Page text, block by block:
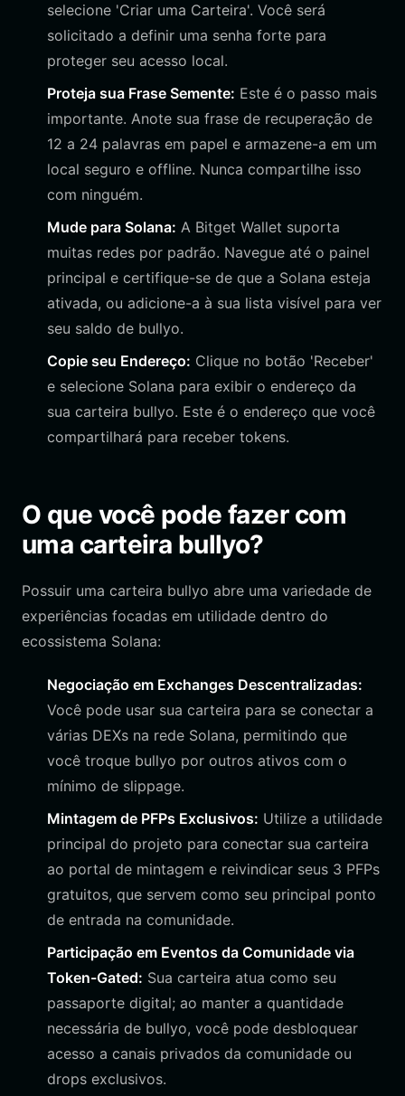
selecione 'Criar uma Carteira'. Você será
solicitado a definir uma senha forte para
proteger seu acesso local.
Proteja sua Frase Semente: Este é o passo mais
importante. Anote sua frase de recuperação de
12 a 24 palavras em papel e armazene-a em um
local seguro e offline. Nunca compartilhe isso
com ninguém.
Mude para Solana: A Bitget Wallet suporta
muitas redes por padrão. Navegue até o painel
principal e certifique-se de que a Solana esteja
ativada, ou adicione-a à sua lista visível para ver
seu saldo de bullyo.
Copie seu Endereço: Clique no botão 'Receber'
e selecione Solana para exibir o endereço da
sua carteira bullyo. Este é o endereço que você
compartilhará para receber tokens.
O que você pode fazer com
uma carteira bullyo?
Possuir uma carteira bullyo abre uma variedade de
experiências focadas em utilidade dentro do
ecossistema Solana:
Negociação em Exchanges Descentralizadas:
Você pode usar sua carteira para se conectar a
várias DEXs na rede Solana, permitindo que
você troque bullyo por outros ativos com o
mínimo de slippage.
Mintagem de PFPs Exclusivos: Utilize a utilidade
principal do projeto para conectar sua carteira
ao portal de mintagem e reivindicar seus 3 PFPs
gratuitos, que servem como seu principal ponto
de entrada na comunidade.
Participação em Eventos da Comunidade via
Token-Gated: Sua carteira atua como seu
passaporte digital; ao manter a quantidade
necessária de bullyo, você pode desbloquear
acesso a canais privados da comunidade ou
drops exclusivos.